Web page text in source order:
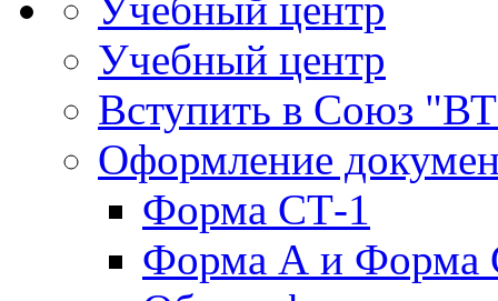
Учебный центр
Вступить в Союз
Оформление
Форма СТ-1
Форма А и Форма